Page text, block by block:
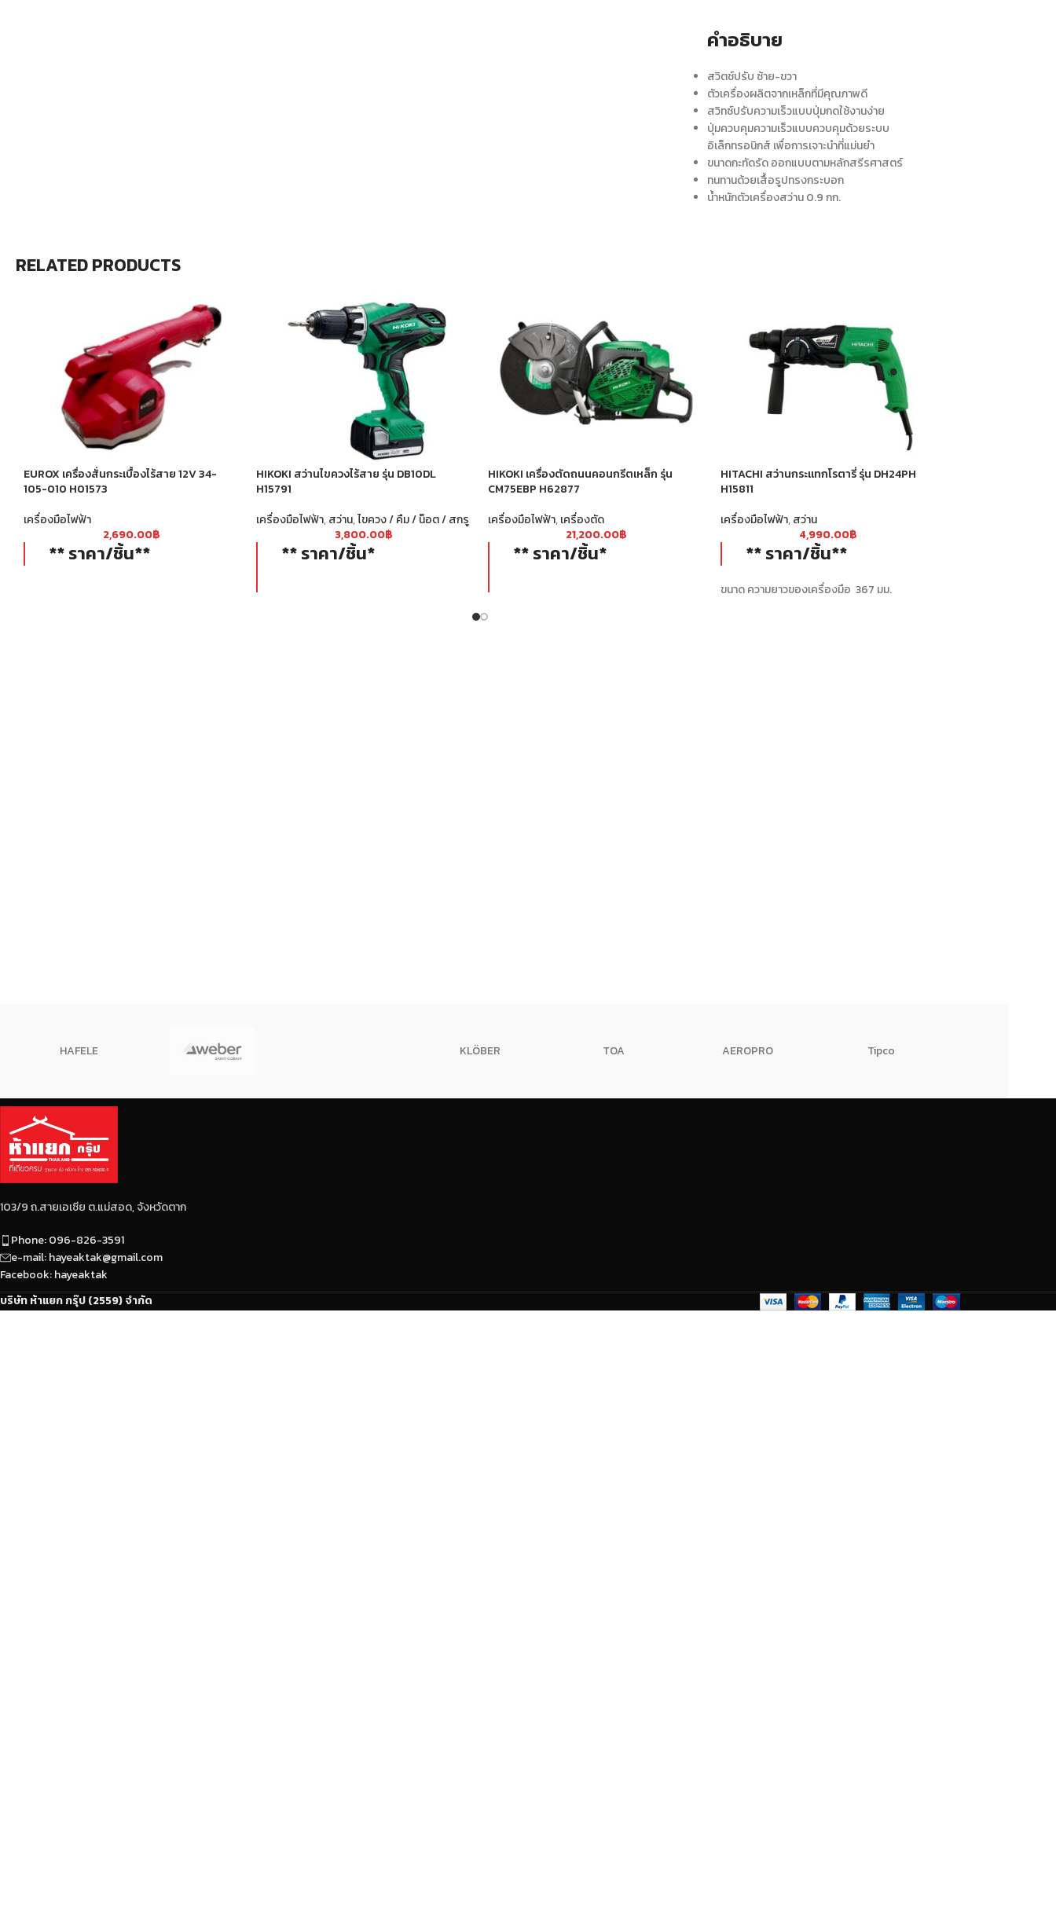
คำอธิบาย
สวิตช์ปรับ ซ้าย-ขวา
ตัวเครื่องผลิตจากเหล็กที่มีคุณภาพดี
สวิทซ์ปรับความเร็วแบบปุ่มกดใช้งานง่าย
ปุ่มควบคุมความเร็วแบบควบคุมด้วยระบบ
อิเล็กทรอนิกส์ เพื่อการเจาะนำที่แม่นยำ
ขนาดกะทัดรัด ออกแบบตามหลักสรีรศาสตร์
ทนทานด้วยเสื้อรูปทรงกระบอก
น้ำหนักตัวเครื่องสว่าน 0.9 กก.
RELATED PRODUCTS
EUROX เครื่องสั่นกระเบื้องไร้สาย 12V 34-
105-010 H01573
เครื่องมือไฟฟ้า
2,690.00฿
** ราคา/ชิ้น**
HIKOKI สว่านไขควงไร้สาย รุ่น DB10DL
H15791
เครื่องมือไฟฟ้า, สว่าน,ไขควง / คืม / น็อต / สกรู
3,800.00฿
** ราคา/ชิ้น*
HIKOKI เครื่องตัดถนนคอนกรีตเหล็ก รุ่น
CM75EBP H62877
เครื่องมือไฟฟ้า,เครื่องตัด
21,200.00฿
** ราคา/ชิ้น*
HITACHI สว่านกระแทกโรตารี่ รุ่น DH24PH
H15811
เครื่องมือไฟฟ้า, สว่าน
4,990.00฿
** ราคา/ชิ้น**
ขนาด ความยาวของเครื่องมือ 367 มม.
HAFELE KLÖBER TOA AEROPRO Tipco
103/9 ถ.สายเอเซีย ต.แม่สอด, จังหวัดตาก
Phone: 096-826-3591
e-mail: hayeaktak@gmail.com
Facebook: hayeaktak
บริษัท ห้าแยก กรุ๊ป (2559) จำกัด